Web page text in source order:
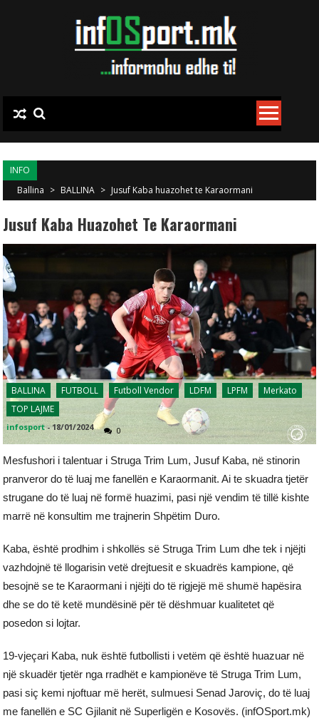
INFO
Ballina > BALLINA > Jusuf Kaba huazohet te Karaormani
Jusuf Kaba Huazohet Te Karaormani
BALLINA FUTBOLL Futboll Vendor LDFM LPFM
Merkato
TOP LAJME
infosport -18/01/2024 0
Mesfushori i talentuar i Struga Trim Lum, Jusuf Kaba, në stinorin
pranveror do të luaj me fanellën e Karaormanit. Ai te skuadra tjetër
strugane do të luaj në formë huazimi, pasi një vendim të tillë kishte
marrë në konsultim me trajnerin Shpëtim Duro.
Kaba, është prodhim i shkollës së Struga Trim Lum dhe tek i njëjti
vazhdojnë të llogarisin vetë drejtuesit e skuadrës kampione, që
besojnë se te Karaormani i njëjti do të rigjejë më shumë hapësira
dhe se do të ketë mundësinë për të dëshmuar kualitetet që
posedon si lojtar.
19-vjeçari Kaba, nuk është futbollisti i vetëm që është huazuar në
një skuadër tjetër nga rradhët e kampionëve të Struga Trim Lum,
pasi siç kemi njoftuar më herët, sulmuesi Senad Jaroviç, do të luaj
me fanellën e SC Gjilanit në Superligën e Kosovës. (infOSport.mk)